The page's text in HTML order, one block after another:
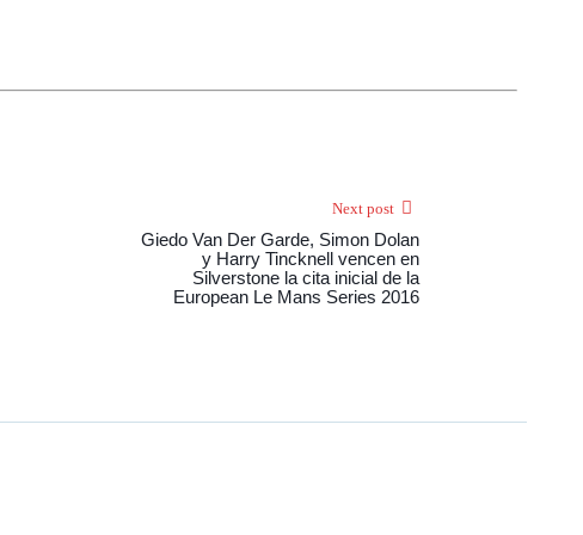
Next post
Giedo Van Der Garde, Simon Dolan
y Harry Tincknell vencen en
Silverstone la cita inicial de la
European Le Mans Series 2016